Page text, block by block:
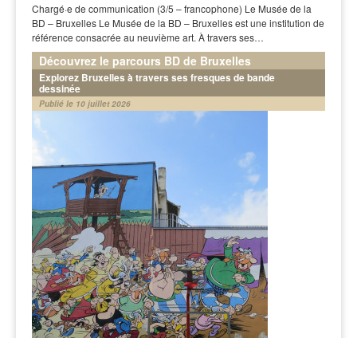
Chargé·e de communication (3/5 – francophone) Le Musée de la
BD – Bruxelles Le Musée de la BD – Bruxelles est une institution de
référence consacrée au neuvième art. À travers ses…
Découvrez le parcours BD de Bruxelles
Explorez Bruxelles à travers ses fresques de bande
dessinée
Publié le 10 juillet 2026